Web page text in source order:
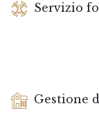
Servizio
Gestione